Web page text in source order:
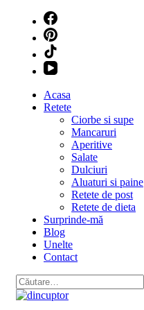
content
Acasa
Retete
Ciorbe si supe
Mancaruri
Aperitive
Salate
Dulciuri
Aluaturi si paine
Retete de post
Retete de dieta
Surprinde-mă
Blog
Unelte
Contact
Caută
după: